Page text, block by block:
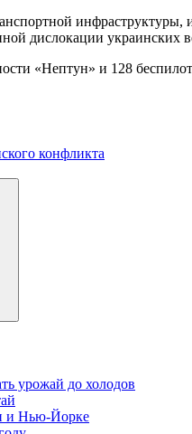
дислокации
«Нептун» и 128
конфликта
урожай до холодов
и Нью-Йорке